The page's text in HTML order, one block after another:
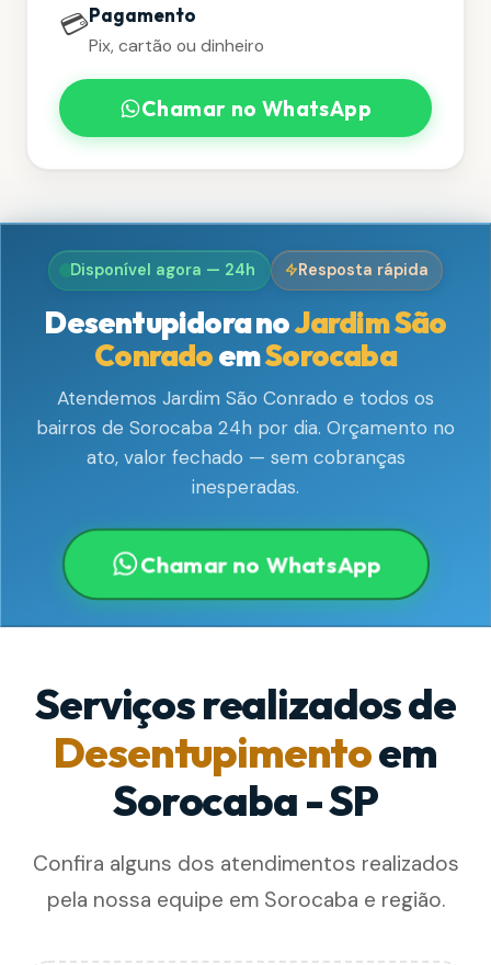
💳Pagamento
Pix, cartão ou dinheiro
Chamar no WhatsApp
Disponível agora — 24h Resposta rápida
Desentupidora noJardim São
ConradoemSorocaba
Atendemos Jardim São Conrado e todos os
bairros de Sorocaba 24h por dia. Orçamento no
ato, valor fechado — sem cobranças
inesperadas.
Chamar no WhatsApp
Serviços realizados de
Desentupimentoem
Sorocaba - SP
Confira alguns dos atendimentos realizados
pela nossa equipe em Sorocaba e região.